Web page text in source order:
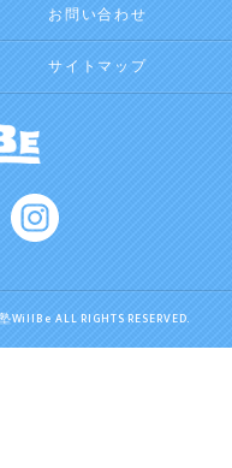
お問い合わせ
サイトマップ
ALL RIGHTS RESERVED.